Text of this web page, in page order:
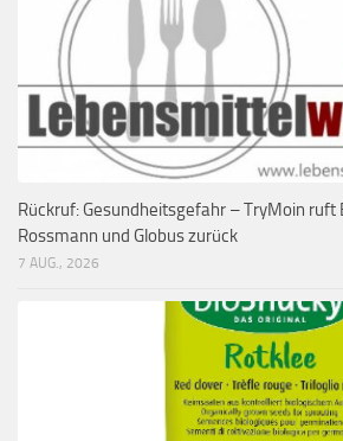
Rückruf: Gesundheitsgefahr – TryMoin ruft
Rossmann und Globus zurück
7 AUG., 2026